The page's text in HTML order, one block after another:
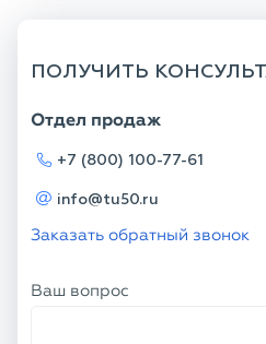
ПОЛУЧИТЬ
Отдел продаж
+7 (800) 100-77-61
info@tu50.ru
Заказать обратный звонок
Ваш вопрос